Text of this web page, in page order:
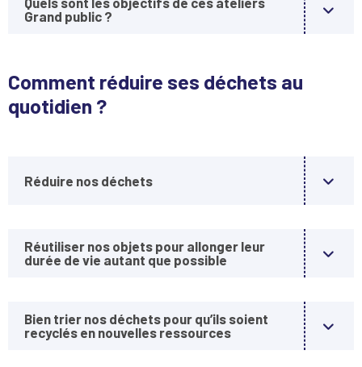
Grand public ?
Comment réduire ses déchets au
quotidien ?
Réduire nos déchets
Réutiliser nos objets pour allonger leur
durée de vie autant que possible
Bien trier nos déchets pour qu’ils soient
recyclés en nouvelles ressources